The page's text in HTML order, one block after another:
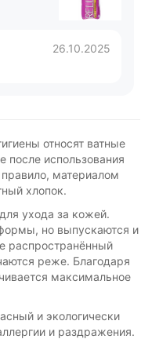
26.10.2025
относят ватные
после использования
материалом
хлопок.
ухода за кожей.
но выпускаются и
распространённый
реже. Благодаря
максимальное
и экологически
и раздражения.